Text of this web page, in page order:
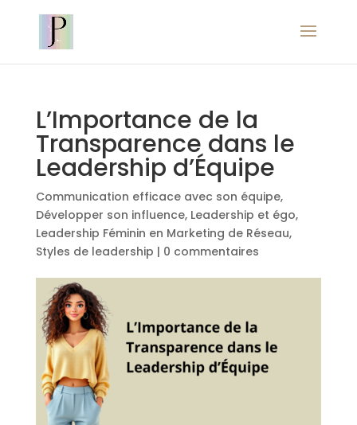
L’Importance de la
Transparence dans le
Leadership d’Équipe
Communication efficace avec son équipe,
Développer son influence, Leadership et égo,
Leadership Féminin en Marketing de Réseau,
Styles de leadership | 0 commentaires